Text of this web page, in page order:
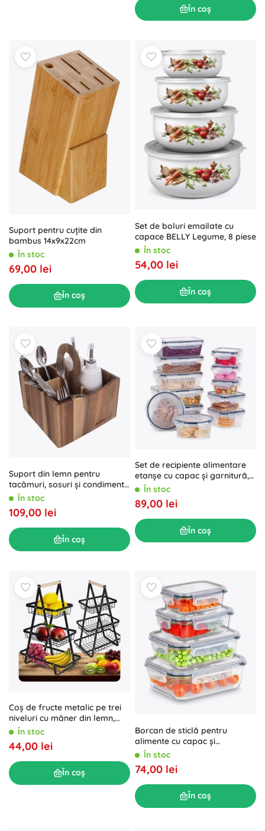
În coș
Suport pentru cuțite din
bambus 14x9x22cm
În stoc
69,00 lei
În coș
Set de boluri emailate cu
capace BELLY Legume, 8 piese
În stoc
54,00 lei
În coș
Suport din lemn pentru
tacâmuri, sosuri și condimente
WOODEN
În stoc
109,00 lei
În coș
Set de recipiente alimentare
etanșe cu capac și garnitură,
12 bucăți
În stoc
89,00 lei
În coș
Coș de fructe metalic pe trei
niveluri cu mâner din lemn,
negru
În stoc
44,00 lei
În coș
Borcan de sticlă pentru
alimente cu capac și
garnitură, set de 4 buc.
În stoc
74,00 lei
În coș